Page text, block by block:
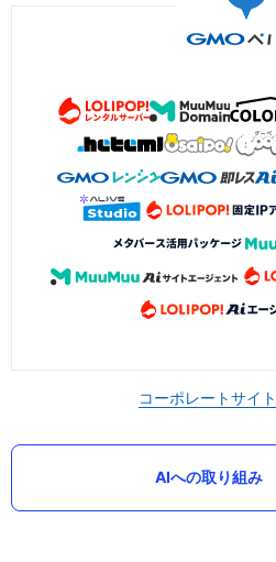
コーポレートサイト
AIへの取り組み